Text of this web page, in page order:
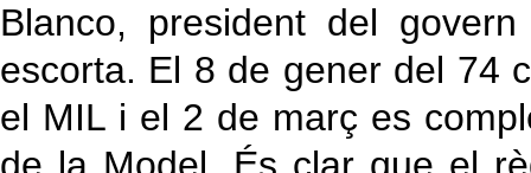
Blanco, president del
escorta. El 8 de gener del 74
el MIL i el 2 de març es